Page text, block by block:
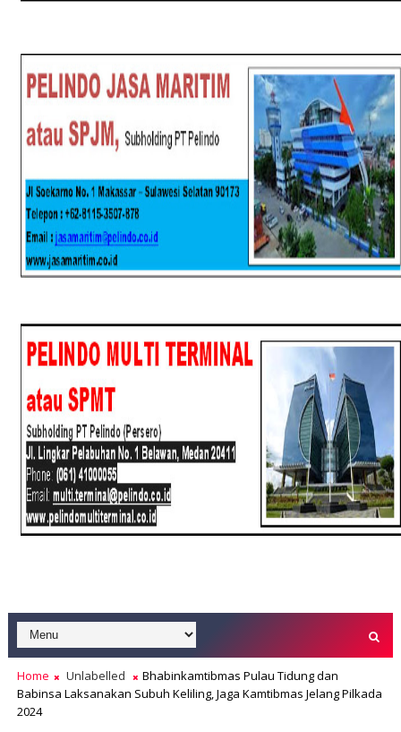
Home Unlabelled
Bhabinkamtibmas Pulau Tidung dan
Babinsa Laksanakan Subuh Keliling, Jaga Kamtibmas Jelang Pilkada
2024